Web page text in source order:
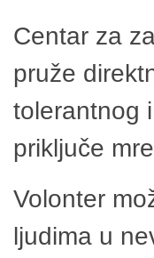
Centar za
pruže
tolerantnog
priključe
Volonter
ljudima u